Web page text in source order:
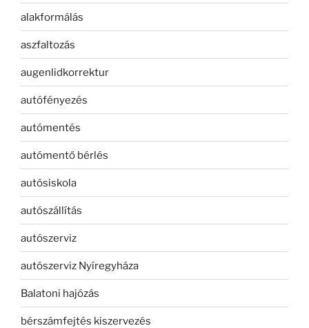
alakformálás
aszfaltozás
augenlidkorrektur
autófényezés
autómentés
autómentő bérlés
autósiskola
autószállítás
autószerviz
autószerviz Nyíregyháza
Balatoni hajózás
bérszámfejtés kiszervezés